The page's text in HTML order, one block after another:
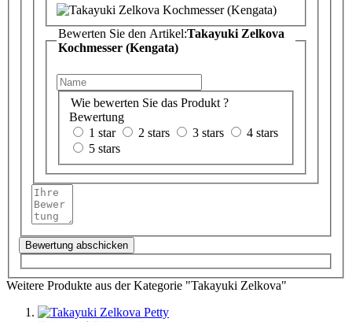
Bewerten Sie den Artikel:Takayuki Zelkova
Kochmesser (Kengata)
Wie bewerten Sie das Produkt ?
Bewertung
1 star
2 stars 3 stars
4 stars
5 stars
Bewertung abschicken
Weitere Produkte aus der Kategorie "Takayuki Zelkova"